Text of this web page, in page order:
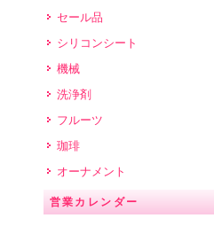
セール品
シリコンシート
機械
洗浄剤
フルーツ
珈琲
オーナメント
営業カレンダー